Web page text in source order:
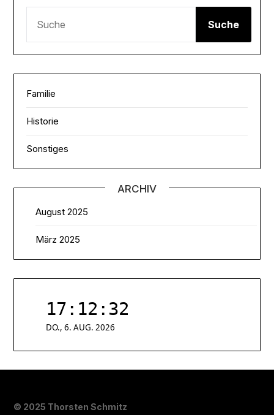
Suche
Familie
Historie
Sonstiges
ARCHIV
August 2025
März 2025
© 2025 Thorsten Schmitz